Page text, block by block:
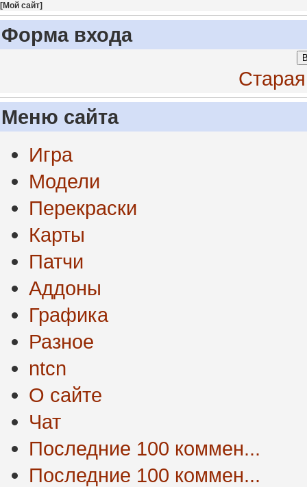
[Мой сайт]
Форма входа
Меню сайта
Игра
Модели
Перекраски
Карты
Патчи
Аддоны
Графика
Разное
ntcn
О сайте
Чат
Последние 100 коммен...
Последние 100 коммен...